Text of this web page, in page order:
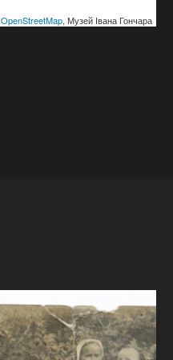
OpenStreetMap, Музей Івана Гончара